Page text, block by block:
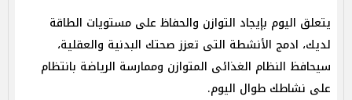
يتعلق اليوم بإيجاد التوازن والحفاظ على مستويات الطاقة
لديك، ادمج الأنشطة التى تعزز صحتك البدنية والعقلية،
سيحافظ النظام الغذائى المتوازن وممارسة الرياضة بانتظام
على نشاطك طوال اليوم.